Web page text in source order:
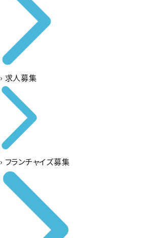
› 求人募集
› フランチャイズ募集